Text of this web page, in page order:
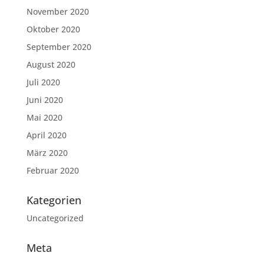
November 2020
Oktober 2020
September 2020
August 2020
Juli 2020
Juni 2020
Mai 2020
April 2020
März 2020
Februar 2020
Kategorien
Uncategorized
Meta